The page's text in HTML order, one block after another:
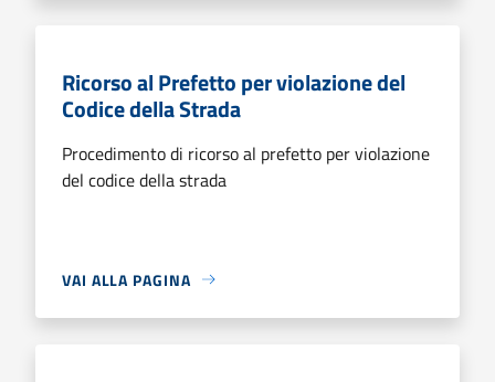
Ricorso al Prefetto per violazione del
Codice della Strada
Procedimento di ricorso al prefetto per violazione
del codice della strada
VAI ALLA PAGINA